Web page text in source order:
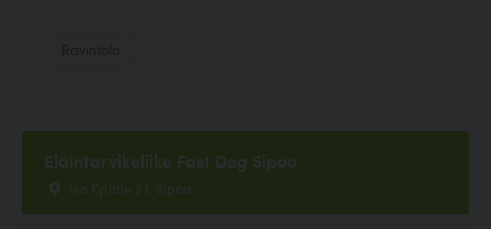
Eläintarvikeliike Fast Dog Sipoo
Iso Kylätie 27, Sipoo